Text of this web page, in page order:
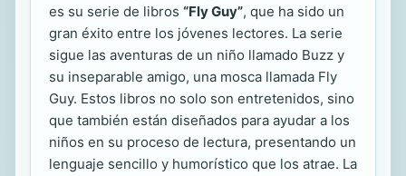
es su serie de libros “Fly Guy”, que ha sido un
gran éxito entre los jóvenes lectores. La serie
sigue las aventuras de un niño llamado Buzz y
su inseparable amigo, una mosca llamada Fly
Guy. Estos libros no solo son entretenidos, sino
que también están diseñados para ayudar a los
niños en su proceso de lectura, presentando un
lenguaje sencillo y humorístico que los atrae. La